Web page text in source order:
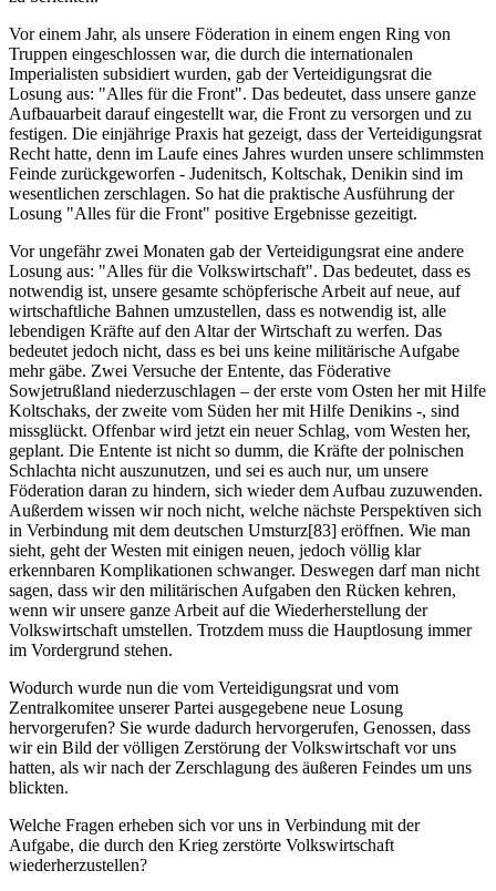
Vor einem Jahr, als unsere Föderation in einem engen Ring von
Truppen eingeschlossen war, die durch die internationalen
Imperialisten subsidiert wurden, gab der Verteidigungsrat die
Losung aus: "Alles für die Front". Das bedeutet, dass unsere ganze
Aufbauarbeit darauf eingestellt war, die Front zu versorgen und zu
festigen. Die einjährige Praxis hat gezeigt, dass der Verteidigungsrat
Recht hatte, denn im Laufe eines Jahres wurden unsere schlimmsten
Feinde zurückgeworfen - Judenitsch, Koltschak, Denikin sind im
wesentlichen zerschlagen. So hat die praktische Ausführung der
Losung "Alles für die Front" positive Ergebnisse gezeitigt.
Vor ungefähr zwei Monaten gab der Verteidigungsrat eine andere
Losung aus: "Alles für die Volkswirtschaft". Das bedeutet, dass es
notwendig ist, unsere gesamte schöpferische Arbeit auf neue, auf
wirtschaftliche Bahnen umzustellen, dass es notwendig ist, alle
lebendigen Kräfte auf den Altar der Wirtschaft zu werfen. Das
bedeutet jedoch nicht, dass es bei uns keine militärische Aufgabe
mehr gäbe. Zwei Versuche der Entente, das Föderative
Sowjetrußland niederzuschlagen – der erste vom Osten her mit Hilfe
Koltschaks, der zweite vom Süden her mit Hilfe Denikins -, sind
missglückt. Offenbar wird jetzt ein neuer Schlag, vom Westen her,
geplant. Die Entente ist nicht so dumm, die Kräfte der polnischen
Schlachta nicht auszunutzen, und sei es auch nur, um unsere
Föderation daran zu hindern, sich wieder dem Aufbau zuzuwenden.
Außerdem wissen wir noch nicht, welche nächste Perspektiven sich
in Verbindung mit dem deutschen Umsturz[83] eröffnen. Wie man
sieht, geht der Westen mit einigen neuen, jedoch völlig klar
erkennbaren Komplikationen schwanger. Deswegen darf man nicht
sagen, dass wir den militärischen Aufgaben den Rücken kehren,
wenn wir unsere ganze Arbeit auf die Wiederherstellung der
Volkswirtschaft umstellen. Trotzdem muss die Hauptlosung immer
im Vordergrund stehen.
Wodurch wurde nun die vom Verteidigungsrat und vom
Zentralkomitee unserer Partei ausgegebene neue Losung
hervorgerufen? Sie wurde dadurch hervorgerufen, Genossen, dass
wir ein Bild der völligen Zerstörung der Volkswirtschaft vor uns
hatten, als wir nach der Zerschlagung des äußeren Feindes um uns
blickten.
Welche Fragen erheben sich vor uns in Verbindung mit der
Aufgabe, die durch den Krieg zerstörte Volkswirtschaft
wiederherzustellen?